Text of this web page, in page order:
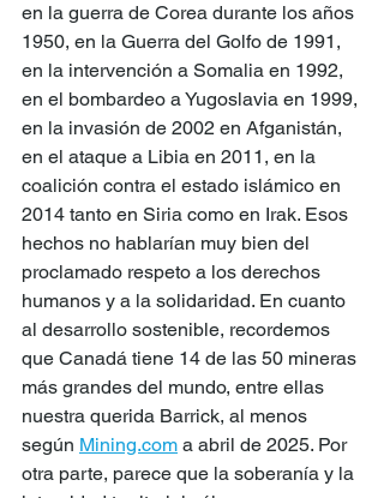
en la guerra de Corea durante los años
1950, en la Guerra del Golfo de 1991,
en la intervención a Somalia en 1992,
en el bombardeo a Yugoslavia en 1999,
en la invasión de 2002 en Afganistán,
en el ataque a Libia en 2011, en la
coalición contra el estado islámico en
2014 tanto en Siria como en Irak. Esos
hechos no hablarían muy bien del
proclamado respeto a los derechos
humanos y a la solidaridad. En cuanto
al desarrollo sostenible, recordemos
que Canadá tiene 14 de las 50 mineras
más grandes del mundo, entre ellas
nuestra querida Barrick, al menos
según Mining.com a abril de 2025. Por
otra parte, parece que la soberanía y la